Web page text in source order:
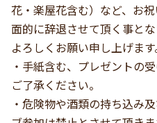
花・楽屋花含む）など、お
面的に辞退させて頂く事と
よろしくお願い申し上げます
・手紙含む、プレゼントの
ご了承ください。
・危険物や酒類の持ち込み